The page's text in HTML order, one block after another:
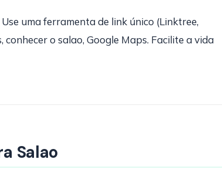
uma ferramenta de link único (Linktree,
o salao, Google Maps. Facilite a vida
Salao